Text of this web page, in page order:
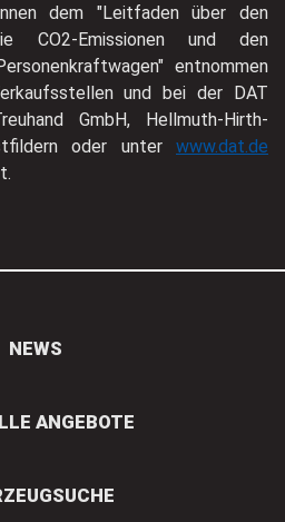
dem "Leitfaden über den
CO2-Emissionen und den
entnommen
und bei der DAT
GmbH, Hellmuth-Hirth-
oder unter www.dat.de
NEWS
ANGEBOTE